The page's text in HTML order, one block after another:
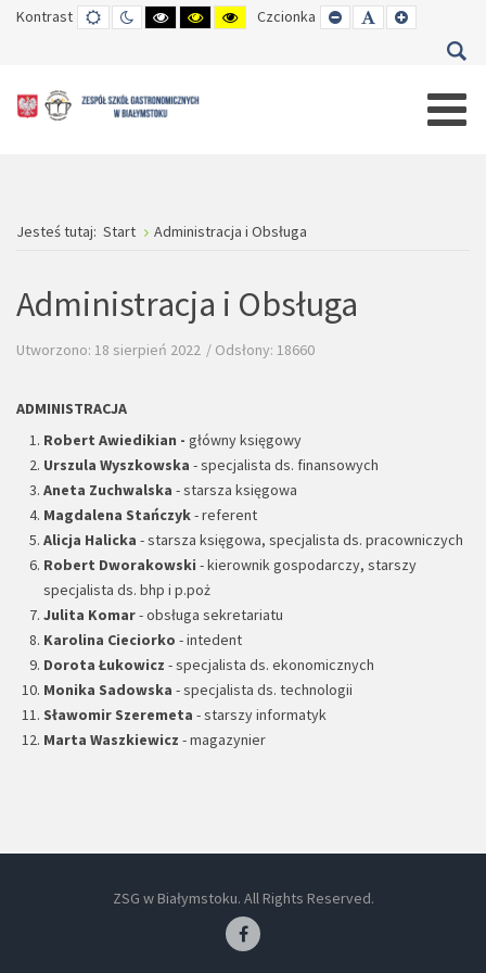
Kontrast TRYB
DOMYŚLNY
TRYB
DZIENNY
WYSOKI
CZARNO-
WYSOKI
CZARNO-
WYSOKI
ŻÓŁTO-
Czcionka SET
SMALLER
SET
DEFAULT
SET
LARGER
Jesteś tutaj: Start Administracja i Obsługa
Administracja i Obsługa
Utworzono: 18 sierpień 2022 Odsłony: 18660
ADMINISTRACJA
Robert Awiedikian - główny księgowy
Urszula Wyszkowska - specjalista ds. finansowych
Aneta Zuchwalska - starsza księgowa
Magdalena Stańczyk- referent
Alicja Halicka - starsza księgowa, specjalista ds. pracowniczych
Robert Dworakowski - kierownik gospodarczy, starszy
specjalista ds. bhp i p.poż
Julita Komar- obsługa sekretariatu
Karolina Cieciorko - intedent
Dorota Łukowicz - specjalista ds. ekonomicznych
Monika Sadowska - specjalista ds. technologii
Sławomir Szeremeta - starszy informatyk
Marta Waszkiewicz - magazynier
ZSG w Białymstoku. All Rights Reserved.